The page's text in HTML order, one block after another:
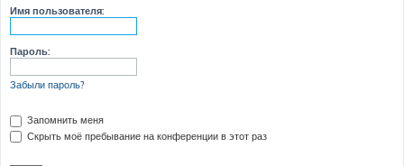
Имя пользователя:
Пароль:
Забыли пароль?
Запомнить меня
Скрыть моё пребывание на конференции в этот раз